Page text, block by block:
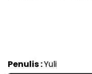
Penulis :Yuli